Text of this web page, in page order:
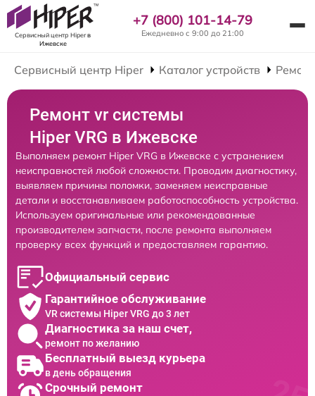
Сервисный центр Hiperв
Ижевске
+7 (800) 101-14-79
Ежедневно с 9:00 до 21:00
Сервисный центр Hiper Каталог устройств
Ремонт vr системы
Hiper VRG в Ижевске
Выполняем ремонт Hiper VRG в Ижевске с устранением
неисправностей любой сложности. Проводим диагностику,
выявляем причины поломки, заменяем неисправные
детали и восстанавливаем работоспособность устройства.
Используем оригинальные или рекомендованные
производителем запчасти, после ремонта выполняем
проверку всех функций и предоставляем гарантию.
Официальный сервис
Гарантийное обслуживание
VR системы Hiper VRG до 3 лет
Диагностика за наш счет,
ремонт по желанию
Бесплатный выезд курьера
в день обращения
Срочный ремонт